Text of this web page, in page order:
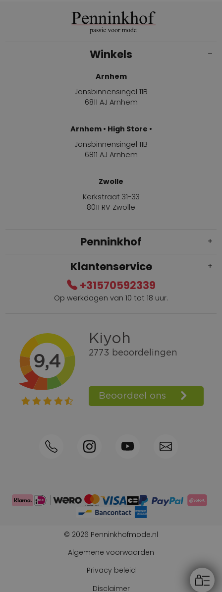
Winkels
Arnhem
Jansbinnensingel 11B
6811 AJ Arnhem
Arnhem • High Store •
Jansbinnensingel 11B
6811 AJ Arnhem
Zwolle
Kerkstraat 31-33
8011 RV Zwolle
Penninkhof
Gratis verzending vanaf € 100,=
Bel +31570592339
Spaarpunten
Shop the Look
Telefonisch bestellen ook mogelijk
Klantenservice
+31570592339
Op werkdagen van 10 tot 18 uur.
© 2026 Penninkhofmode.nl
Algemene voorwaarden
Privacy beleid
Disclaimer